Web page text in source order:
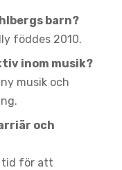
barn?
föddes 2010.
inom musik?
musik och
och
tid för att